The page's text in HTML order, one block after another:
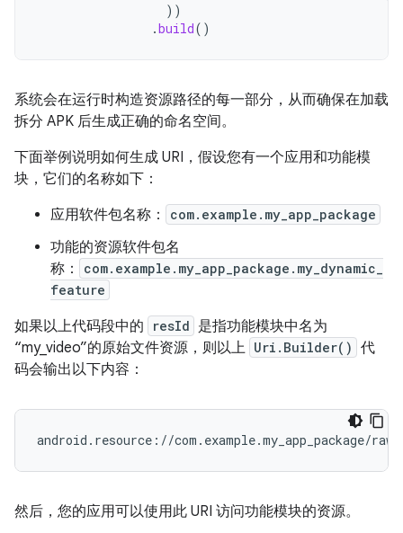
))
.build()
系统会在运行时构造资源路径的每一部分，从而确保在加载
拆分 APK 后生成正确的命名空间。
下面举例说明如何生成 URI，假设您有一个应用和功能模
块，它们的名称如下：
应用软件包名称：
com.example.my_app_package
功能的资源软件包名
称：
com.example.my_app_package.my_dynamic_
feature
如果以上代码段中的 resId 是指功能模块中名为
“my_video”的原始文件资源，则以上 Uri.Builder() 代
码会输出以下内容：
然后，您的应用可以使用此 URI 访问功能模块的资源。